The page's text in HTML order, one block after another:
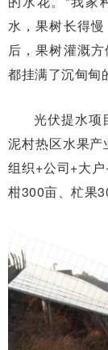
水，果树长得
后，果树灌溉
都挂满了沉甸甸
光伏提水项
泥村热区水果产
组织+公司+大
柑300亩、杧果